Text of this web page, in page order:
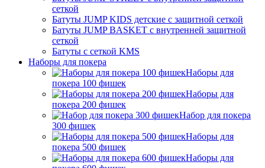
сеткой
Батуты JUMP KIDS детские с защитной сеткой
Батуты JUMP BASKET с внутренней защитной
сеткой
Батуты с сеткой KMS
Наборы для покера
Наборы для
покера 100 фишек
Наборы для
покера 200 фишек
Набор для покера
300 фишек
Наборы для
покера 500 фишек
Наборы для